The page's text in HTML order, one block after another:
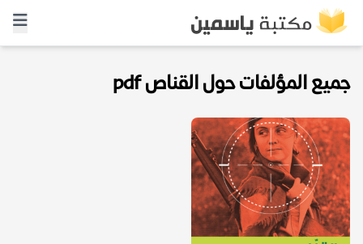
جميع المؤلفات حول القناص pdf